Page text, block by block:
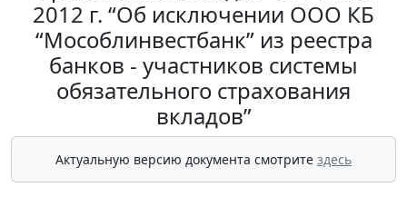
2012 г. “Об исключении ООО КБ
“Мособлинвестбанк” из реестра
банков - участников системы
обязательного страхования
вкладов”
Актуальную версию документа смотрите здесь